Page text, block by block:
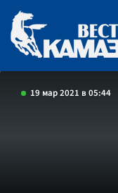
19 мар 2021 в 05:44